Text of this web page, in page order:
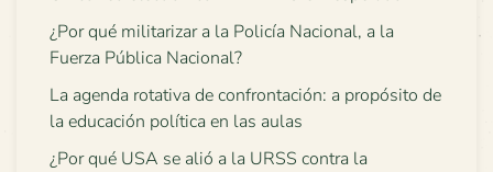
¿Por qué militarizar a la Policía Nacional, a la
Fuerza Pública Nacional?
La agenda rotativa de confrontación: a propósito de
la educación política en las aulas
¿Por qué USA se alió a la URSS contra la